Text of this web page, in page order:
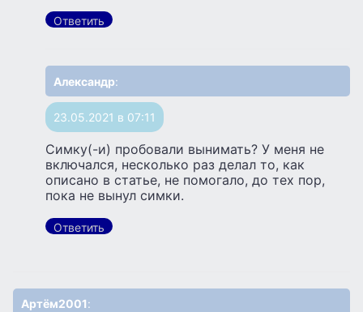
Ответить
Александр:
23.05.2021 в 07:11
Симку(-и) пробовали вынимать? У меня не
включался, несколько раз делал то, как
описано в статье, не помогало, до тех пор,
пока не вынул симки.
Ответить
Артём2001: